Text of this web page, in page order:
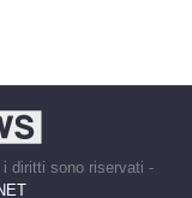
diritti sono riservati -